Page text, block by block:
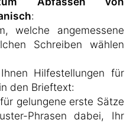
:
welche angemessene
Schreiben wählen
Hilfestellungen für
den Brieftext:
gelungene erste Sätze
Phrasen dabei, Ihr